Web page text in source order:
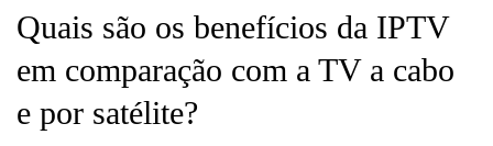
Quais são os benefícios da IPTV
em comparação com a TV a cabo
e por satélite?